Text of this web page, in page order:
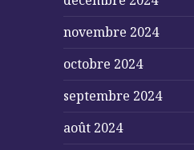
novembre 2024
octobre 2024
septembre 2024
août 2024